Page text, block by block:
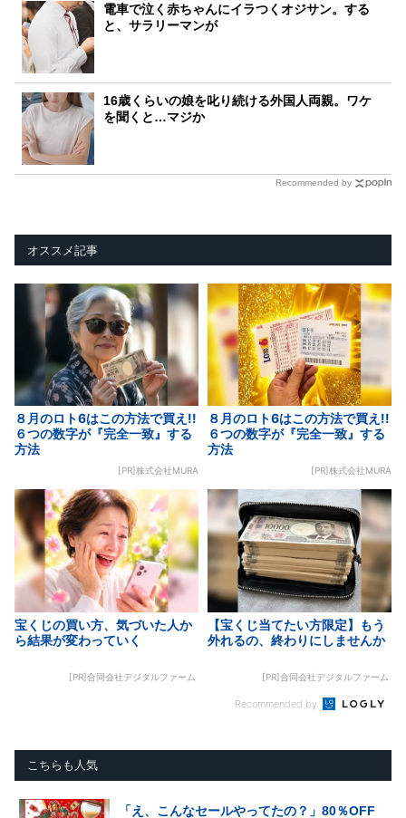
電車で泣く赤ちゃんにイラつくオジサン。する
と、サラリーマンが
16歳くらいの娘を叱り続ける外国人両親。ワケ
を聞くと…マジか
Recommended by
オススメ記事
８月のロト6はこの方法で買え!!
６つの数字が『完全一致』する
方法
[PR]株式会社MURA
８月のロト6はこの方法で買え!!
６つの数字が『完全一致』する
方法
[PR]株式会社MURA
宝くじの買い方、気づいた人か
ら結果が変わっていく
[PR]合同会社デジタルファーム
【宝くじ当てたい方限定】もう
外れるの、終わりにしませんか
[PR]合同会社デジタルファーム
Recommended by
こちらも人気
「え、こんなセールやってたの？」80％OFF